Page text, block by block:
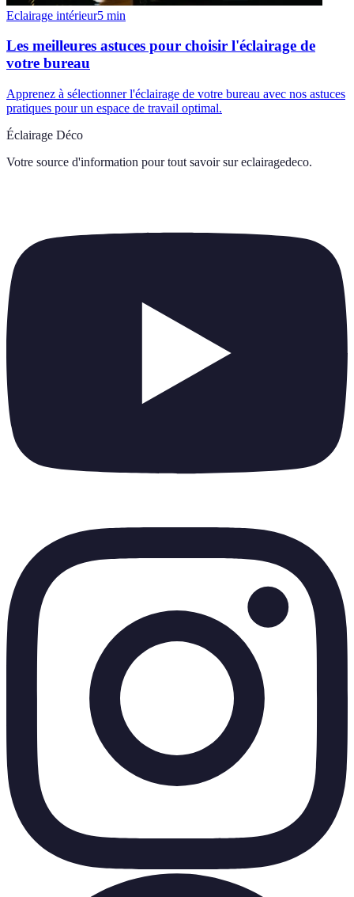
Eclairage intérieur5 min
Les meilleures astuces pour choisir l'éclairage de
votre bureau
Apprenez à sélectionner l'éclairage de votre bureau avec nos astuces
pratiques pour un espace de travail optimal.
Éclairage Déco
Votre source d'information pour tout savoir sur eclairagedeco.